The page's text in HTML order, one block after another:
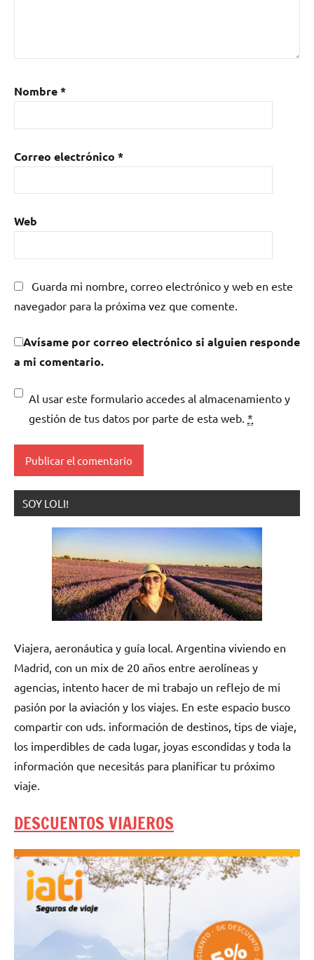
Nombre*
Correo electrónico *
Web
Guarda mi nombre, correo electrónico y web en este
navegador para la próxima vez que comente.
Avísame por correo electrónico si alguien responde
a mi comentario.
Al usar este formulario accedes al almacenamiento y
gestión de tus datos por parte de esta web. *
SOY LOLI!
Viajera, aeronáutica y guía local. Argentina viviendo en
Madrid, con un mix de 20 años entre aerolíneas y
agencias, intento hacer de mi trabajo un reflejo de mi
pasión por la aviación y los viajes. En este espacio busco
compartir con uds. información de destinos, tips de viaje,
los imperdibles de cada lugar, joyas escondidas y toda la
información que necesitás para planificar tu próximo
viaje.
DESCUENTOS VIAJEROS